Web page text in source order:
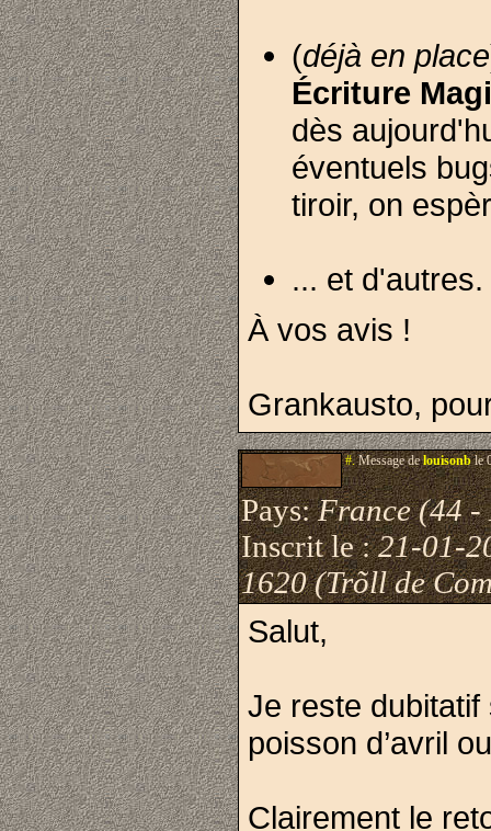
(déjà en place
Écriture
dès
éventuels
tiroir, on
... et d'autres.
À vos avis !
Grankausto,
#.Message delouisonble
Pays:France (44
Inscrit le :21-01-
1620 (Trõll de
Salut,
Je reste
poisson d’avril
Clairement le